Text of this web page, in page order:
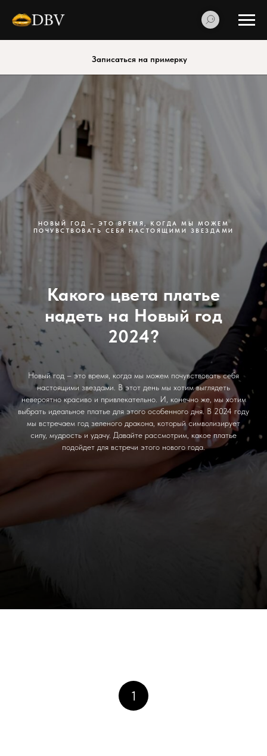
Записаться на примерку
НОВЫЙ ГОД – ЭТО ВРЕМЯ, КОГДА МЫ МОЖЕМ
ПОЧУВСТВОВАТЬ СЕБЯ НАСТОЯЩИМИ ЗВЕЗДАМИ
Какого цвета платье
надеть на Новый год
2024?
Новый год – это время, когда мы можем почувствовать себя
настоящими звездами. В этот день мы хотим выглядеть
невероятно красиво и привлекательно. И, конечно же, мы хотим
выбрать идеальное платье для этого особенного дня. В 2024 году
мы встречаем год зеленого дракона, который символизирует
силу, мудрость и удачу. Давайте рассмотрим, какое платье
подойдет для встречи этого нового года.
1